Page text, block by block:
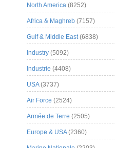
North America (8252)
Africa & Maghreb (7157)
Gulf & Middle East(6838)
Industry (5092)
Industrie (4408)
USA(3737)
Air Force (2524)
Armée de Terre (2505)
Europe & USA(2360)